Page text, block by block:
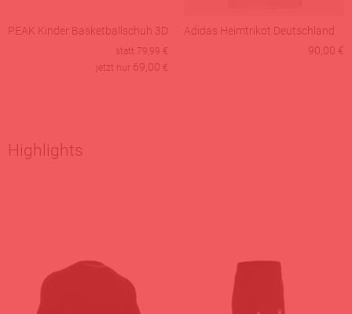
PEAK Kinder Basketballschuh 3D
statt 79,99 €
jetzt nur 69,00 €
Adidas Heimtrikot Deutschland
90,00 €
Highlights